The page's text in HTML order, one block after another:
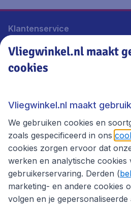
Klantenservice
Vliegwinkel.nl
Thema's
Vliegwinkel.nl maakt
cookies
Vliegwinkel.nl maakt
We gebruiken cookies en
zoals gespecificeerd in ons
cookies zorgen ervoor dat
werken en analytische cookies
gebruikerservaring. Derden (
marketing- en andere cookies
volgen en je